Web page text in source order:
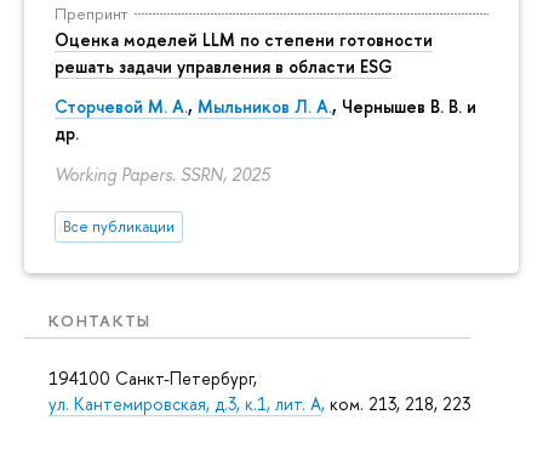
Препринт
Оценка моделей LLM по степени готовности
решать задачи управления в области ESG
Сторчевой М. А., Мыльников Л. А., Чернышев В. В. и
др.
Working Papers. SSRN, 2025
Все публикации
КОНТАКТЫ
194100 Санкт-Петербург,
ул. Кантемировская, д.3, к.1, лит. А, ком. 213, 218, 223